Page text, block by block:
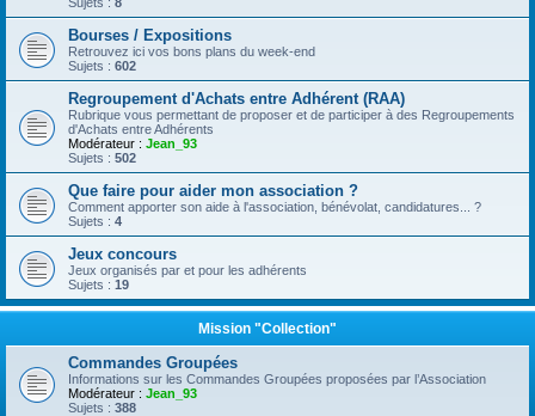
Bourses / Expositions
Retrouvez ici vos bons plans du week-end
Sujets : 602
Regroupement d'Achats entre Adhérent (RAA)
Rubrique vous permettant de proposer et de participer à des Regroupements
d'Achats entre Adhérents
Modérateur : Jean_93
Sujets : 502
Que faire pour aider mon association ?
Comment apporter son aide à l'association, bénévolat, candidatures... ?
Sujets : 4
Jeux concours
Jeux organisés par et pour les adhérents
Sujets : 19
Mission "Collection"
Commandes Groupées
Informations sur les Commandes Groupées proposées par l’Association
Modérateur : Jean_93
Sujets : 388